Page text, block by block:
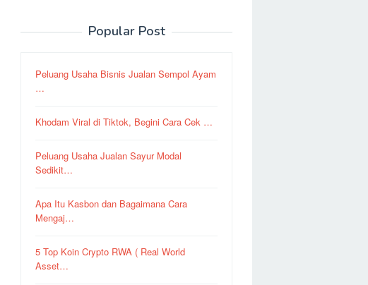
Popular Post
Peluang Usaha Bisnis Jualan Sempol Ayam
…
Khodam Viral di Tiktok, Begini Cara Cek …
Peluang Usaha Jualan Sayur Modal
Sedikit…
Apa Itu Kasbon dan Bagaimana Cara
Mengaj…
5 Top Koin Crypto RWA ( Real World
Asset…